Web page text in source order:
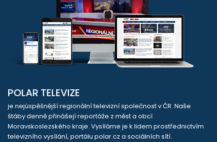
POLAR TELEVIZE
je nejúspěšnější regionální televizní společnost v ČR. Naše
štáby denně přinášejí reportáže z měst a obcí
Moravskoslezského kraje. Vysíláme je k lidem prostřednictvím
televizního vysílání, portálu polar.cz a sociálních sítí.